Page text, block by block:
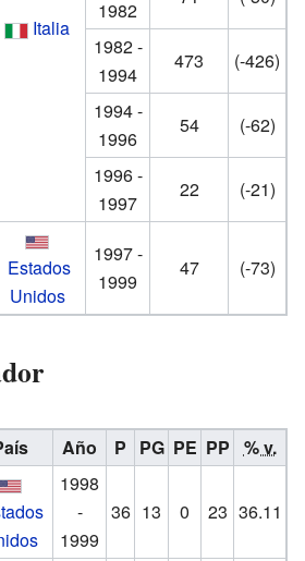
Italia
1982
1982 -
1994
473 (-426)
1994 -
1996
54 (-62)
1996 -
1997
22 (-21)
Estados
Unidos
1997 -
1999
47 (-73)
Año P PG PE PP
% v.
1998
-
1999
36 13 0 23 36.11